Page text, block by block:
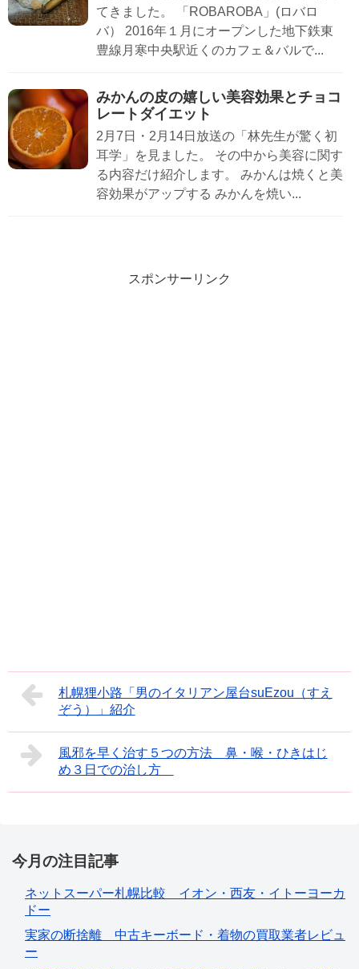
てきました。 「ROBAROBA」(ロバロ
バ） 2016年１月にオープンした地下鉄東
豊線月寒中央駅近くのカフェ＆バルで...
みかんの皮の嬉しい美容効果とチョコ
レートダイエット
2月7日・2月14日放送の「林先生が驚く初
耳学」を見ました。 その中から美容に関す
る内容だけ紹介します。 みかんは焼くと美
容効果がアップする みかんを焼い...
スポンサーリンク
札幌狸小路「男のイタリアン屋台suEzou（すえ
ぞう）」紹介
風邪を早く治す５つの方法 鼻・喉・ひきはじ
め３日での治し方
今月の注目記事
ネットスーパー札幌比較 イオン・西友・イトーヨーカ
ドー
実家の断捨離 中古キーボード・着物の買取業者レビュ
ー